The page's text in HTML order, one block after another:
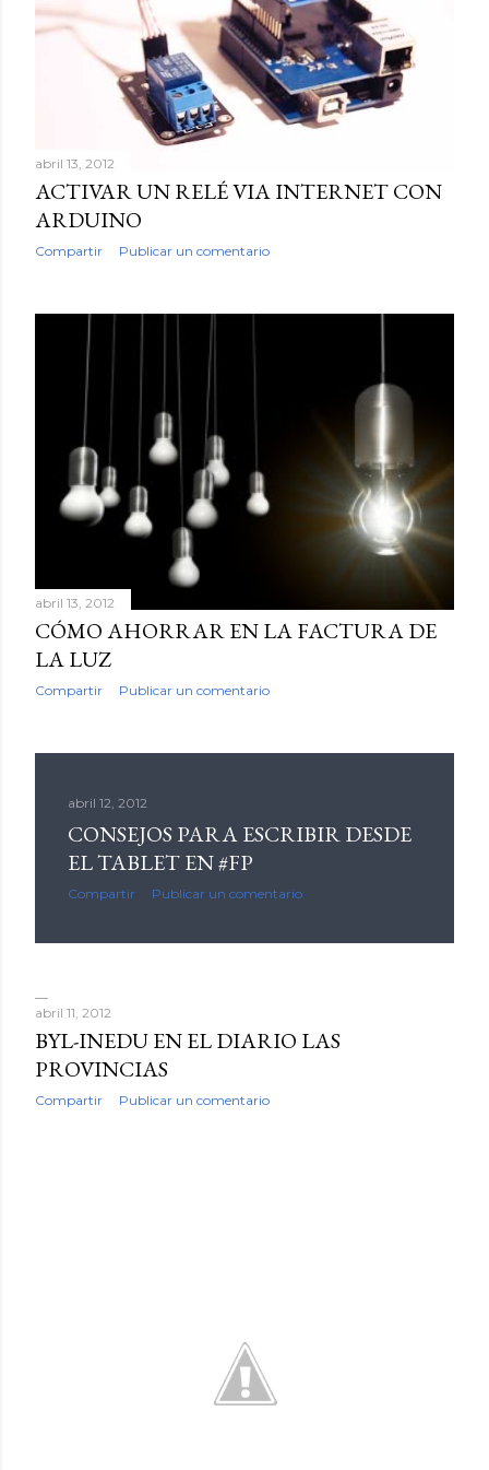
abril 13, 2012
ACTIVAR UN RELÉ VIA INTERNET CON
ARDUINO
Compartir Publicar un comentario
abril 13, 2012
CÓMO AHORRAR EN LA FACTURA DE
LA LUZ
Compartir Publicar un comentario
abril 12, 2012
CONSEJOS PARA ESCRIBIR DESDE
EL TABLET EN #FP
Compartir Publicar un comentario
abril 11, 2012
BYL-INEDU EN EL DIARIO LAS
PROVINCIAS
Compartir Publicar un comentario